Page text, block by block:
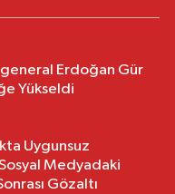
Erdoğan Gür
Yükseldi
Uygunsuz
Medyadaki
Gözaltı